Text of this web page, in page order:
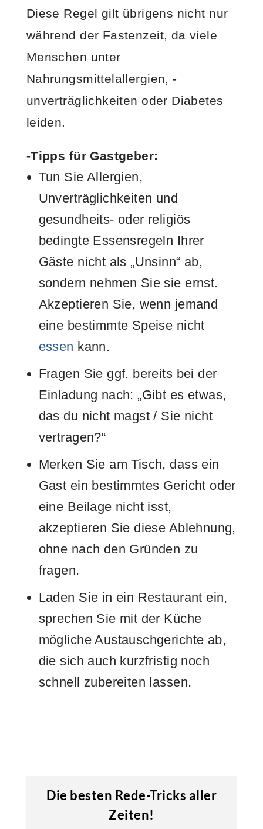
Diese Regel gilt übrigens nicht nur
während der Fastenzeit, da viele
Menschen unter
Nahrungsmittelallergien, -
unverträglichkeiten oder Diabetes
leiden.
-Tipps für Gastgeber:
Tun Sie Allergien,
Unverträglichkeiten und
gesundheits- oder religiös
bedingte Essensregeln Ihrer
Gäste nicht als „Unsinn“ ab,
sondern nehmen Sie sie ernst.
Akzeptieren Sie, wenn jemand
eine bestimmte Speise nicht
essen kann.
Fragen Sie ggf. bereits bei der
Einladung nach: „Gibt es etwas,
das du nicht magst / Sie nicht
vertragen?“
Merken Sie am Tisch, dass ein
Gast ein bestimmtes Gericht oder
eine Beilage nicht isst,
akzeptieren Sie diese Ablehnung,
ohne nach den Gründen zu
fragen.
Laden Sie in ein Restaurant ein,
sprechen Sie mit der Küche
mögliche Austauschgerichte ab,
die sich auch kurzfristig noch
schnell zubereiten lassen.